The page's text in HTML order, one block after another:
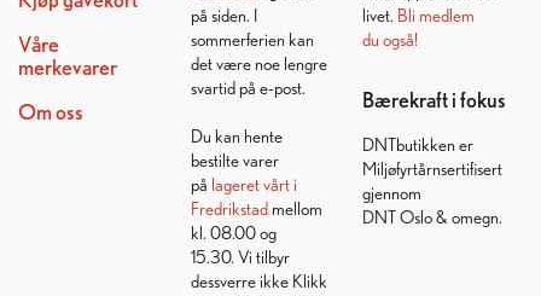
Våre
merkevarer
Om oss
på siden. I
sommerferien kan
det være noe lengre
svartid på e-post.
Du kan hente
bestilte varer
på lageret vårt i
Fredrikstadmellom
kl. 08.00 og
15.30. Vi tilbyr
dessverre ikke Klikk
livet. Bli medlem
du også!
Bærekraft i fokus
DNTbutikken er
Miljøfyrtårnsertifisert
gjennom
DNT Oslo & omegn.